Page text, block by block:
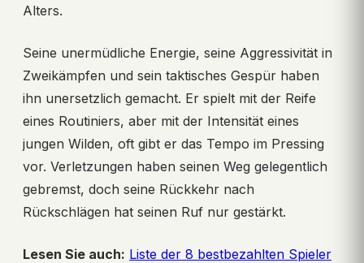
Alters.
Seine unermüdliche Energie, seine Aggressivität in
Zweikämpfen und sein taktisches Gespür haben
ihn unersetzlich gemacht. Er spielt mit der Reife
eines Routiniers, aber mit der Intensität eines
jungen Wilden, oft gibt er das Tempo im Pressing
vor. Verletzungen haben seinen Weg gelegentlich
gebremst, doch seine Rückkehr nach
Rückschlägen hat seinen Ruf nur gestärkt.
Lesen Sie auch: Liste der 8 bestbezahlten Spieler